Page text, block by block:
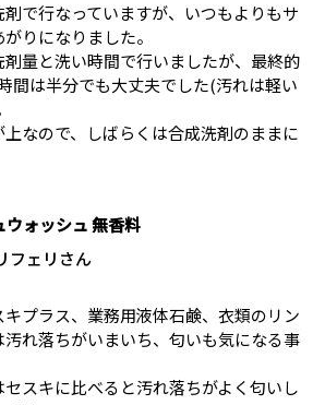
で行なっていますが、いつもよりもサ
りになりました。
量と洗い時間で行いましたが、最終的
間は半分でも大丈夫でした(汚れは軽い
なので、しばらくは合成洗剤のままに
ウォッシュ 無香料
フェリさん
プラス、業務用液体石鹸、衣類のリン
れ落ちがいまいち、匂いも気になる事
スキに比べると汚れ落ちがよく匂いし